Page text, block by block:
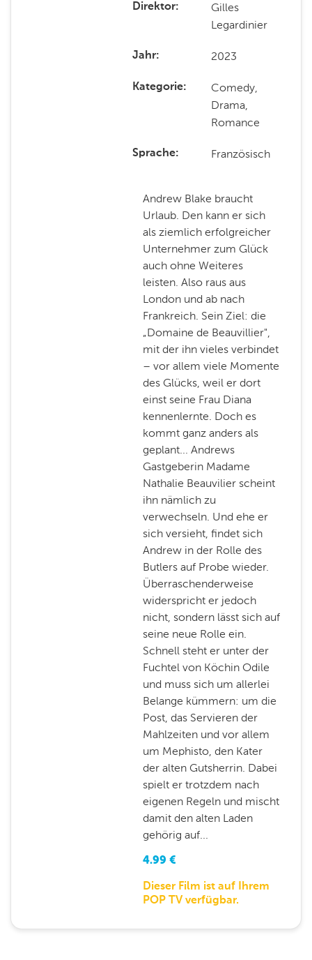
Direktor
Gilles
Legardinier
Jahr 2023
Kategorie
Comedy,
Drama,
Romance
Sprache Französisch
Andrew Blake braucht
Urlaub. Den kann er sich
als ziemlich erfolgreicher
Unternehmer zum Glück
auch ohne Weiteres
leisten. Also raus aus
London und ab nach
Frankreich. Sein Ziel: die
„Domaine de Beauvillier",
mit der ihn vieles verbindet
– vor allem viele Momente
des Glücks, weil er dort
einst seine Frau Diana
kennenlernte. Doch es
kommt ganz anders als
geplant... Andrews
Gastgeberin Madame
Nathalie Beauvilier scheint
ihn nämlich zu
verwechseln. Und ehe er
sich versieht, findet sich
Andrew in der Rolle des
Butlers auf Probe wieder.
Überraschenderweise
widerspricht er jedoch
nicht, sondern lässt sich auf
seine neue Rolle ein.
Schnell steht er unter der
Fuchtel von Köchin Odile
und muss sich um allerlei
Belange kümmern: um die
Post, das Servieren der
Mahlzeiten und vor allem
um Mephisto, den Kater
der alten Gutsherrin. Dabei
spielt er trotzdem nach
eigenen Regeln und mischt
damit den alten Laden
gehörig auf...
4.99 €
Dieser Film ist auf Ihrem
POP TV verfügbar.